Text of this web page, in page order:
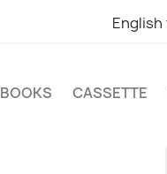
English
BOOKS CASSETTE